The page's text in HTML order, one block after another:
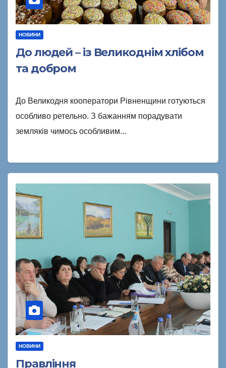
НОВИНИ
До людей – із Великоднім хлібом
та добром
До Великодня кооператори Рівненщини готуються
особливо ретельно. З бажанням порадувати
земляків чимось особливим...
НОВИНИ
Правління